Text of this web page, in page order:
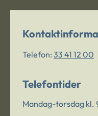
Telefon: 33 41 12 00
Telefontider
Mandag-torsdag kl.